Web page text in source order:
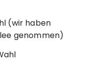
(wir haben
genommen)